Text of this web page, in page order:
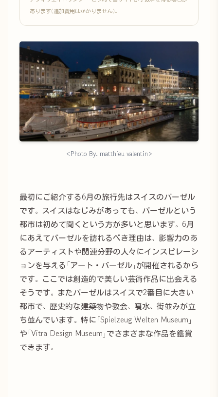
あります(追加費用はかかりません)。
<Photo By. matthieu valentin>
最初にご紹介する6月の旅行先はスイスのバーゼル
です。スイスはなじみがあっても、バーゼルという
都市は初めて聞くという方が多いと思います。6月
にあえてバーゼルを訪れるべき理由は、影響力のあ
るアーティストや関連分野の人々にインスピレーシ
ョンを与える「アート・バーゼル」が開催されるから
です。ここでは創造的で美しい芸術作品に出会える
そうです。またバーゼルはスイスで2番目に大きい
都市で、歴史的な建築物や教会、噴水、街並みが立
ち並んでいます。特に「Spielzeug Welten Museum」
や「Vitra Design Museum」でさまざまな作品を鑑賞
できます。